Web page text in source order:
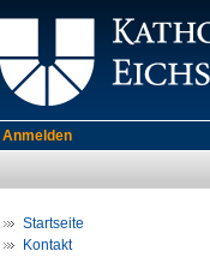
Anmelden
Startseite
Kontakt